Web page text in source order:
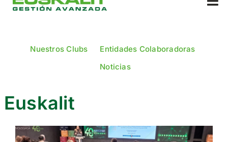
POR QUÉ
Nuestros Clubs
Entidades Colaboradoras
Noticias
Euskalit